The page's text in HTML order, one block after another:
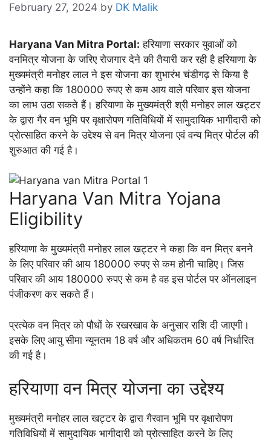
February 27, 2024 by DK Malik
Haryana Van Mitra Portal: हरियाणा सरकार युवाओं को
वनमित्र योजना के जरिए रोजगार देने की तैयारी कर रही है हरियाणा के
मुख्यमंत्री मनोहर लाल ने इस योजना का शुभारंभ चंडीगढ़ से किया है
उन्होंने कहा कि 180000 रुपए से कम आय वाले परिवार इस योजना
का लाभ उठा सकते हैं। हरियाणा के मुख्यमंत्री श्री मनोहर लाल खट्टर
के द्वारा गैर वन भूमि पर वृक्षारोपण गतिविधियों में सामुदायिक भागीदारी को
प्रोत्साहित करने के उद्देश्य से वन मित्र योजना एवं वन्य मित्र पोर्टल की
शुरुआत की गई है।
Haryana Van Mitra Yojana
Eligibility
हरियाणा के मुख्यमंत्री मनोहर लाल खट्टर ने कहा कि वन मित्र बनने
के लिए परिवार की आय 180000 रुपए से कम होनी चाहिए। जिस
परिवार की आय 180000 रुपए से कम है वह इस पोर्टल पर ऑनलाइन
पंजीकरण कर सकते हैं।
प्रत्येक वन मित्र को पौधों के रखरखाव के अनुसार राशि दी जाएगी।
इसके लिए आयु सीमा न्यूनतम 18 वर्ष और अधिकतम 60 वर्ष निर्धारित
की गई है।
हरियाणा वन मित्र योजना का उद्देश्य
मुख्यमंत्री मनोहर लाल खट्टर के द्वारा गैरवान भूमि पर वृक्षारोपण
गतिविधियों में सामुदायिक भागीदारी को प्रोत्साहित करने के लिए